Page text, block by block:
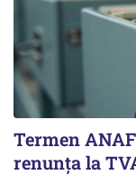
Termen
renunța la